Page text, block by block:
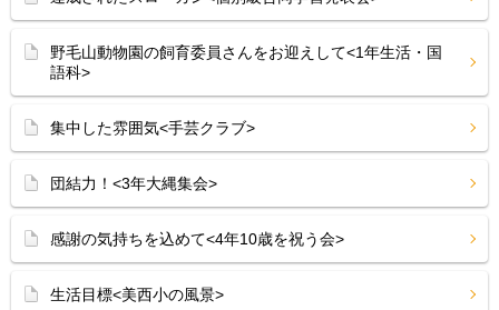
野毛山動物園の飼育委員さんをお迎えして<1年生活・国
語科>
集中した雰囲気<手芸クラブ>
団結力！<3年大縄集会>
感謝の気持ちを込めて<4年10歳を祝う会>
生活目標<美西小の風景>